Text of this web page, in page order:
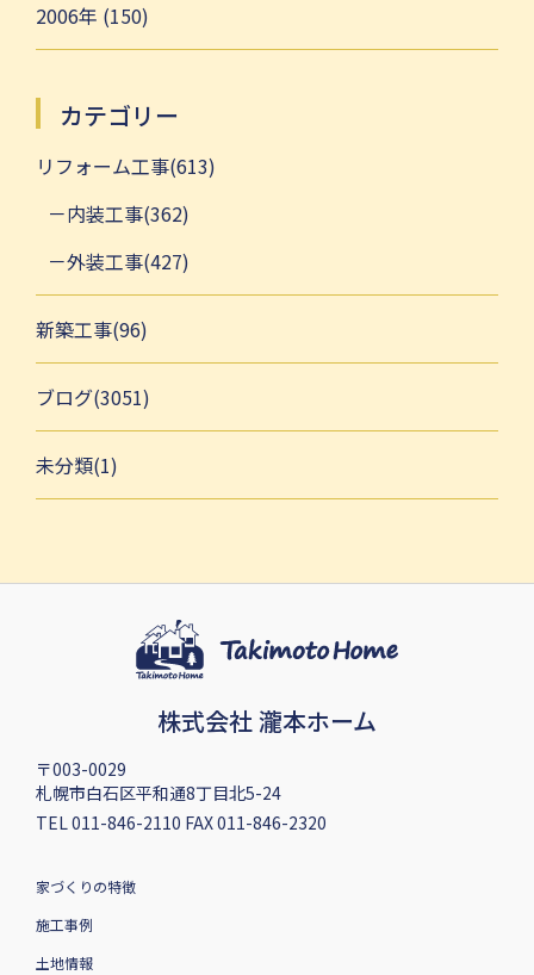
2006年 (150)
カテゴリー
リフォーム工事(613)
内装工事(362)
外装工事(427)
新築工事(96)
ブログ(3051)
未分類(1)
株式会社 瀧本ホーム
〒003-0029
札幌市白石区平和通8丁目北5-24
TEL 011-846-2110 FAX 011-846-2320
家づくりの特徴
施工事例
土地情報